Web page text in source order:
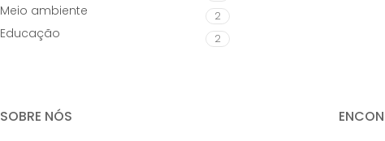
Meio ambiente 2
Educação 2
SOBRE NÓS